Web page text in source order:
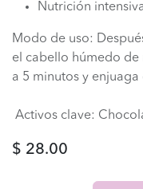
Nutrición
Modo de uso:
el cabello húmedo de
a 5 minutos y
Activos clave:
$ 28.00